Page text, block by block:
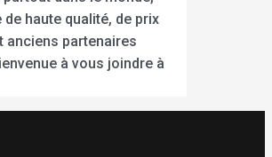
de haute qualité, de prix
anciens partenaires
à vous joindre à